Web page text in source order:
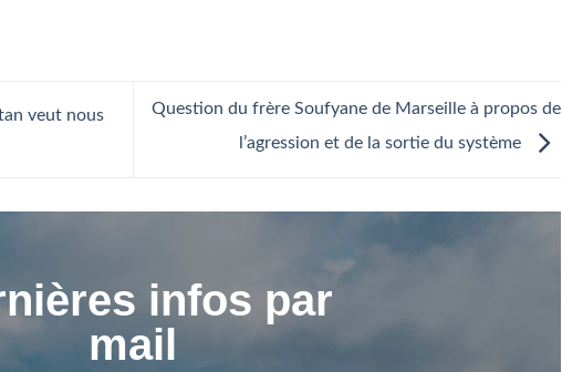
veut nous
Question du frère Soufyane de Marseille à propos de
l’agression et de la sortie du système
infos par
mail